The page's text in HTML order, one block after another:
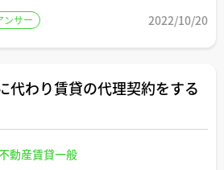
頼した方がいいのでしょうか？
ンサー 2022/10/20
代わり賃貸の代理契約をする
動産賃貸一般